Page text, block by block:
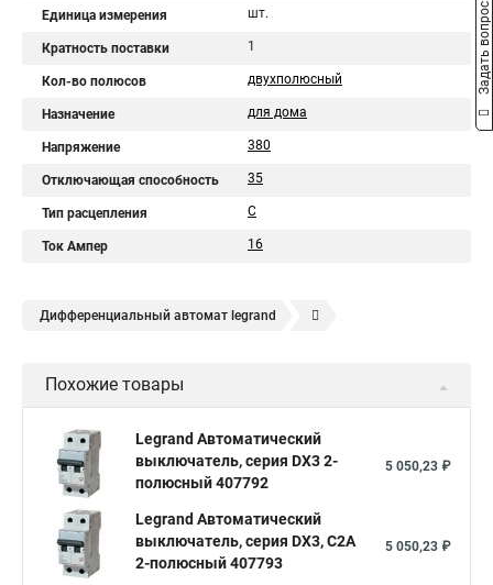
Единица измерения шт.
Кратность поставки 1
Кол-во полюсов двухполюсный
Назначение для дома
Напряжение 380
Отключающая способность 35
Тип расцепления C
Ток Ампер 16
Дифференциальный автомат legrand
Похожие товары
Legrand Автоматический
выключатель, серия DX3 2-
полюсный 407792
5 050,23 ₽
Legrand Автоматический
выключатель, серия DX3, С2A
2-полюсный 407793
5 050,23 ₽
Задать вопрос